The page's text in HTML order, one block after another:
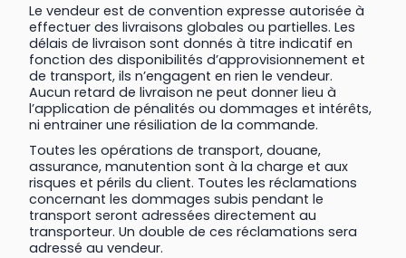
Le vendeur est de convention expresse autorisée à
effectuer des livraisons globales ou partielles. Les
délais de livraison sont donnés à titre indicatif en
fonction des disponibilités d’approvisionnement et
de transport, ils n’engagent en rien le vendeur.
Aucun retard de livraison ne peut donner lieu à
l’application de pénalités ou dommages et intérêts,
ni entrainer une résiliation de la commande.
Toutes les opérations de transport, douane,
assurance, manutention sont à la charge et aux
risques et périls du client. Toutes les réclamations
concernant les dommages subis pendant le
transport seront adressées directement au
transporteur. Un double de ces réclamations sera
adressé au vendeur.